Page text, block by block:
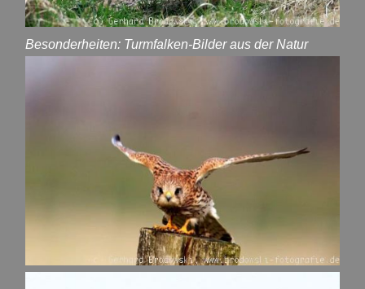
Besonderheiten: Turmfalken-Bilder aus der Natur